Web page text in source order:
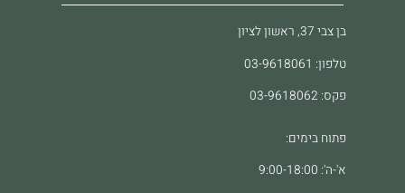
בן צבי 37, ראשון לציון
טלפון: 03-9618061
פקס: 03-9618062
פתוח בימים:
א'-ה': 9:00-18:00